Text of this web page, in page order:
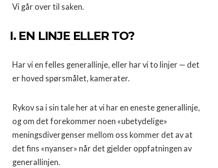
Vi går over til saken.
I. EN LINJE ELLER TO?
Har vi en felles generallinje, eller har vi to linjer — det
er hoved spørsmålet, kamerater.
Rykov sa i sin tale her at vi har en eneste generallinje,
og om det forekommer noen «ubetydelige»
meningsdivergenser mellom oss kommer det av at
det fins «nyanser» når det gjelder oppfatningen av
generallinjen.